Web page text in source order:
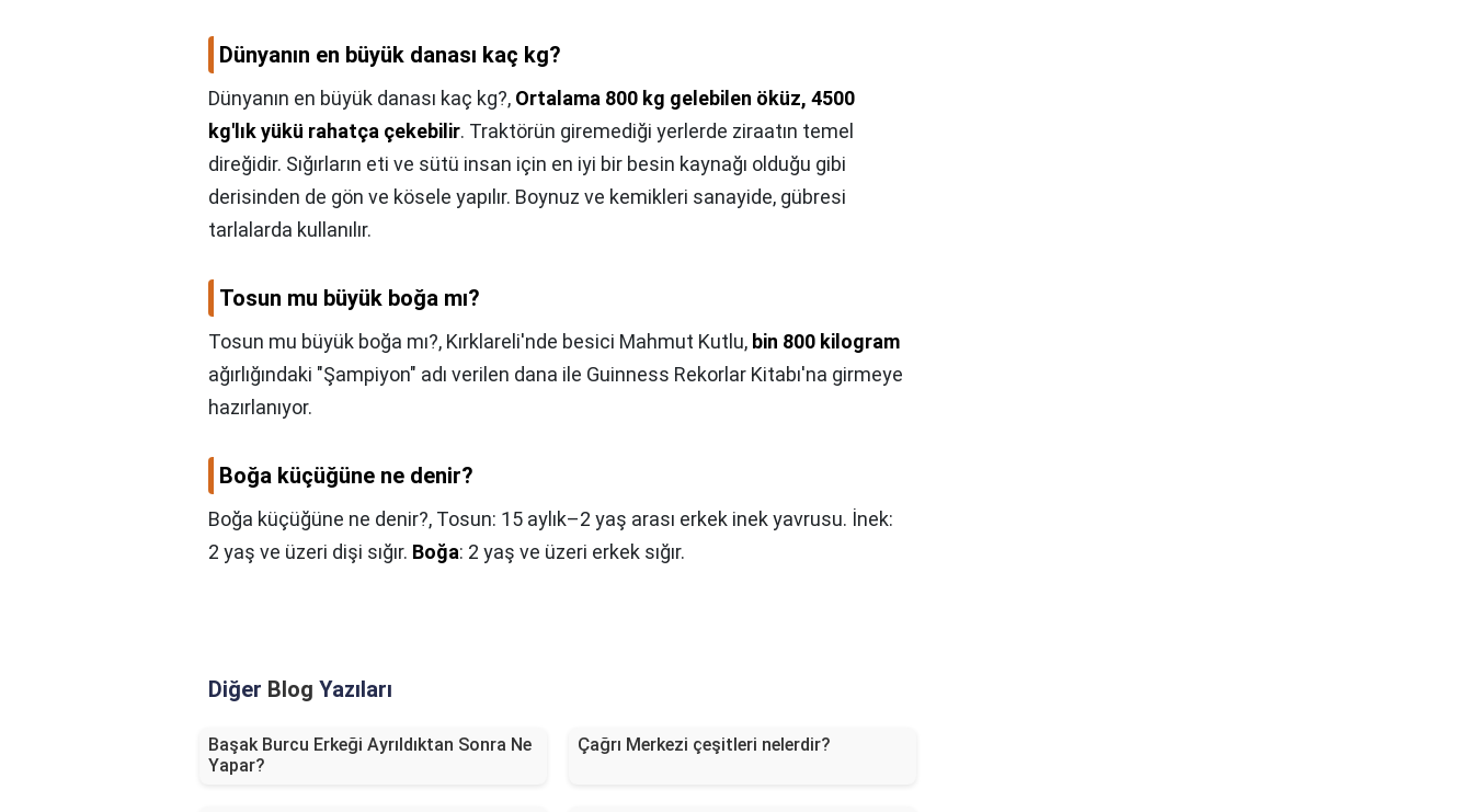
Dünyanın en büyük danası kaç kg?
Dünyanın en büyük danası kaç kg?, Ortalama 800 kg gelebilen öküz, 4500
kg'lık yükü rahatça çekebilir. Traktörün giremediği yerlerde ziraatın temel
direğidir. Sığırların eti ve sütü insan için en iyi bir besin kaynağı olduğu gibi
derisinden de gön ve kösele yapılır. Boynuz ve kemikleri sanayide, gübresi
tarlalarda kullanılır.
Tosun mu büyük boğa mı?
Tosun mu büyük boğa mı?, Kırklareli'nde besici Mahmut Kutlu, bin 800 kilogram
ağırlığındaki "Şampiyon" adı verilen dana ile Guinness Rekorlar Kitabı'na girmeye
hazırlanıyor.
Boğa küçüğüne ne denir?
Boğa küçüğüne ne denir?, Tosun: 15 aylık–2 yaş arası erkek inek yavrusu. İnek:
2 yaş ve üzeri dişi sığır. Boğa: 2 yaş ve üzeri erkek sığır.
Diğer Blog Yazıları
Başak Burcu Erkeği Ayrıldıktan Sonra Ne
Yapar?
Çağrı Merkezi çeşitleri nelerdir?